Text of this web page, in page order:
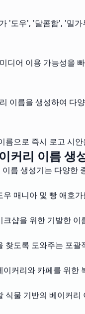
'도우', '달콤함', '밀
디어 이용 가능성을
이름을 생성하여 다
으로 즉시 로고 시
커리 이름 생
름 생성기는 다양한
매니아 및 빵 애호
샵을 위한 기발한 이
도록 도와주는 포
커리와 카페를 위한
물 기반의 베이커리